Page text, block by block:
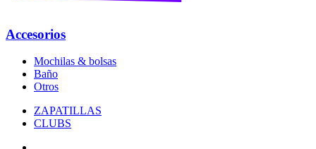
Accesorios
Mochilas & bolsas
Baño
Otros
ZAPATILLAS
CLUBS